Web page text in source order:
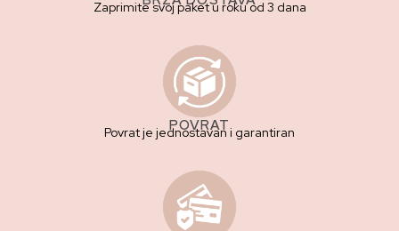
Zaprimite svoj paket u roku od 3 dana
POVRAT
Povrat je jednostavan i garantiran